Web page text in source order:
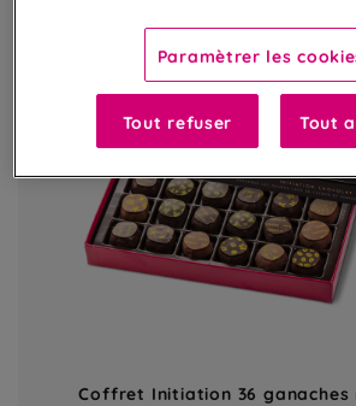
Coffret Initiation 36
Paramètrer les
Tout refuser Tout